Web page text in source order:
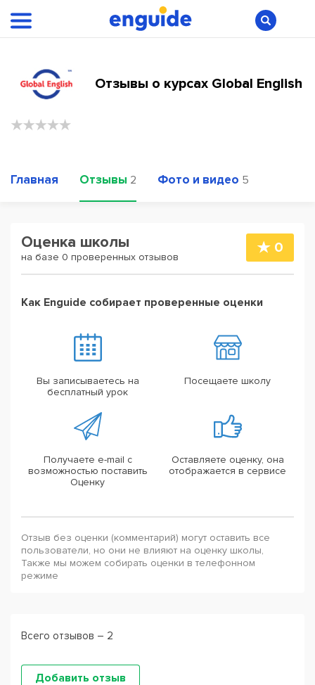
Отзывы о курсах Global English
Главная Отзывы 2 Фото и видео 5
Оценка школы
на базе 0 проверенных отзывов
0
Как Enguide собирает проверенные оценки
Вы записываетесь на
бесплатный урок
Посещаете школу
Получаете e-mail с
возможностью поставить
Оценку
Оставляете оценку, она
отображается в сервисе
Отзыв без оценки (комментарий) могут оставить все
пользователи, но они не влияют на оценку школы,
Также мы можем собирать оценки в телефонном
режиме
Всего отзывов – 2
Добавить отзыв